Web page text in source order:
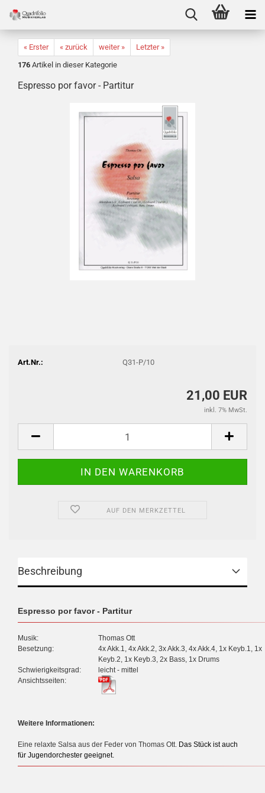
« Erster « zurück weiter »
Letzter »
176 Artikel in dieser Kategorie
Espresso por favor - Partitur
Art.Nr.: Q31-P/10
21,00 EUR
inkl. 7% MwSt.
AUF DEN MERKZETTEL
Beschreibung
Espresso por favor - Partitur
Musik:
Thomas Ott
Besetzung:
4x Akk.1, 4x Akk.2, 3x Akk.3, 4x Akk.4, 1x Keyb.1, 1x
Keyb.2, 1x Keyb.3, 2x Bass, 1x Drums
Schwierigkeitsgrad:
leicht - mittel
Ansichtsseiten:
Weitere Informationen:
Eine relaxte Salsa aus der Feder von Thomas Ott. Das Stück ist auch
für Jugendorchester geeignet.